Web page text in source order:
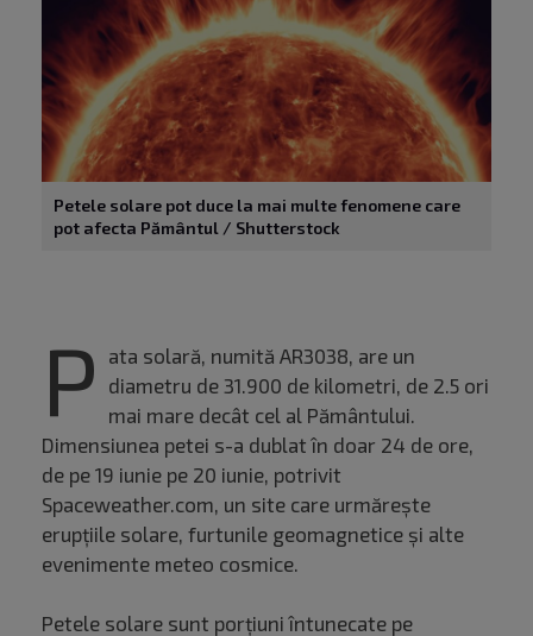
Petele solare pot duce la mai multe fenomene care
pot afecta Pământul / Shutterstock
P
ata solară, numită AR3038, are un
diametru de 31.900 de kilometri, de 2.5 ori
mai mare decât cel al Pământului.
Dimensiunea petei s-a dublat în doar 24 de ore,
de pe 19 iunie pe 20 iunie, potrivit
Spaceweather.com, un site care urmărește
erupțiile solare, furtunile geomagnetice și alte
evenimente meteo cosmice.
Petele solare sunt porțiuni întunecate pe